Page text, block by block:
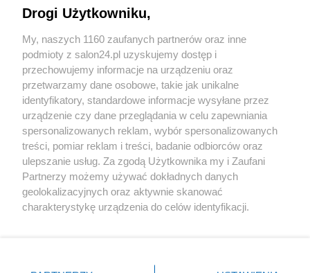
Sport
Społeczeństwo
Kultura
X Facebook Instagram Youtube
Drogi Użytkowniku,
My, naszych 1160 zaufanych partnerów oraz inne
podmioty z salon24.pl uzyskujemy dostęp i
przechowujemy informacje na urządzeniu oraz
przetwarzamy dane osobowe, takie jak unikalne
identyfikatory, standardowe informacje wysyłane przez
urządzenie czy dane przeglądania w celu zapewniania
spersonalizowanych reklam, wybór spersonalizowanych
treści, pomiar reklam i treści, badanie odbiorców oraz
ulepszanie usług. Za zgodą Użytkownika my i Zaufani
Partnerzy możemy używać dokładnych danych
geolokalizacyjnych oraz aktywnie skanować
charakterystykę urządzenia do celów identyfikacji.
zmienić/wycofać klikając przycisk ustawień prywatności